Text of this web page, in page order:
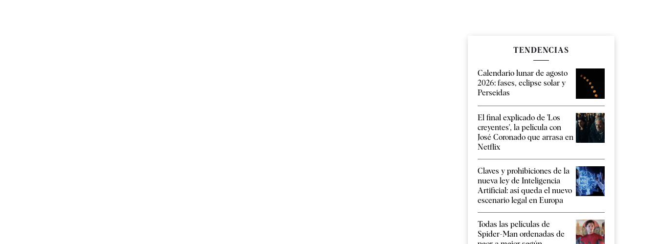
TENDENCIAS
Calendario lunar de agosto
2026: fases, eclipse solar y
Perseidas
El final explicado de 'Los
creyentes', la película con
José Coronado que arrasa en
Netflix
Claves y prohibiciones de la
nueva ley de Inteligencia
Artificial: así queda el nuevo
escenario legal en Europa
Todas las películas de
Spider-Man ordenadas de